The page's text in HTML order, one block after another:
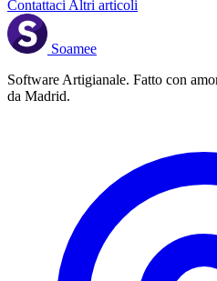
Contattaci Altri articoli
Soamee
Software Artigianale. Fatto con
da Madrid.